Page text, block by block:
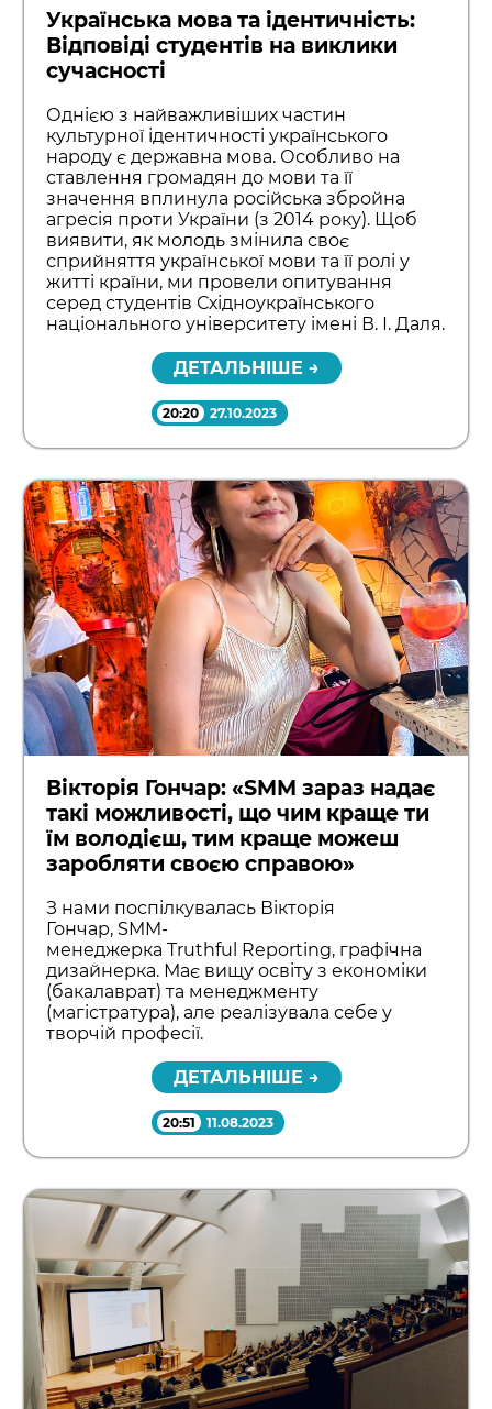
Українська мова та ідентичність:
Відповіді студентів на виклики
сучасності
Однією з найважливіших частин
культурної ідентичності українського
народу є державна мова. Особливо на
ставлення громадян до мови та її
значення вплинула російська збройна
агресія проти України (з 2014 року). Щоб
виявити, як молодь змінила своє
сприйняття української мови та її ролі у
житті країни, ми провели опитування
серед студентів Східноукраїнського
національного університету імені В. І. Даля.
ДЕТАЛЬНІШЕ →
20:20 27.10.2023
Вікторія Гончар: «SMM зараз надає
такі можливості, що чим краще ти
їм володієш, тим краще можеш
заробляти своєю справою»
З нами поспілкувалась Вікторія
Гончар, SMM-
менеджерка Truthful Reporting, графічна
дизайнерка. Має вищу освіту з економіки
(бакалаврат) та менеджменту
(магістратура), але реалізувала себе у
творчій професії.
ДЕТАЛЬНІШЕ →
20:51 11.08.2023